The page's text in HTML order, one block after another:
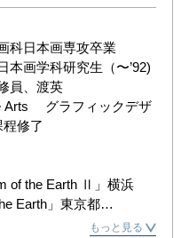
科日本画専攻卒業
本画学科研究生（〜’92)
員、渡英
Arts　 グラフィックデザ
修了
of the Earth Ⅱ」横浜
Earth」東京都
もっと見る